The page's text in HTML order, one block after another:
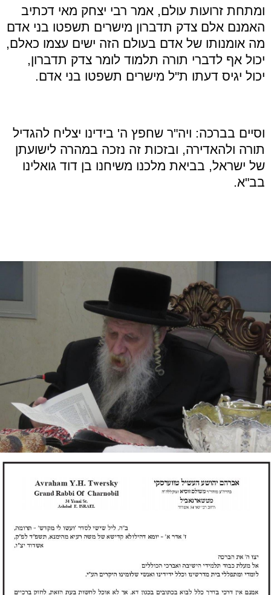
ומתחת זרועות עולם, אמר רבי יצחק מאי דכתיב
האמנם אלם צדק תדברון מישרים תשפטו בני אדם
מה אומנותו של אדם בעולם הזה ישים עצמו כאלם,
יכול אף לדברי תורה תלמוד לומר צדק תדברון,
יכול יגיס דעתו ת"ל מישרים תשפטו בני אדם.
וסיים בברכה: ויה"ר שחפץ ה' בידינו יצליח להגדיל
תורה ולהאדירה, ובזכות זה נזכה במהרה לישועתן
של ישראל, בביאת מלכנו משיחנו בן דוד גואלינו
בב"א.